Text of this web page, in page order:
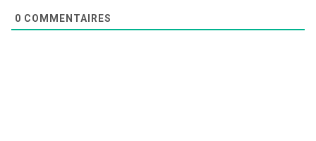
0 COMMENTAIRES